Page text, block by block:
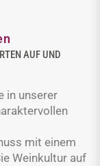
AUF UND
in unserer
mit einem
Weinkultur auf